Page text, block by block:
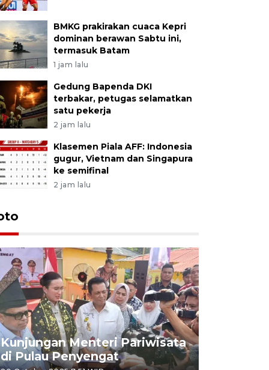
BMKG prakirakan cuaca Kepri
dominan berawan Sabtu ini,
termasuk Batam
1 jam lalu
Gedung Bapenda DKI
terbakar, petugas selamatkan
satu pekerja
2 jam lalu
Klasemen Piala AFF: Indonesia
gugur, Vietnam dan Singapura
ke semifinal
2 jam lalu
Kunjungan Menteri Pariwisata
di Pulau Penyengat